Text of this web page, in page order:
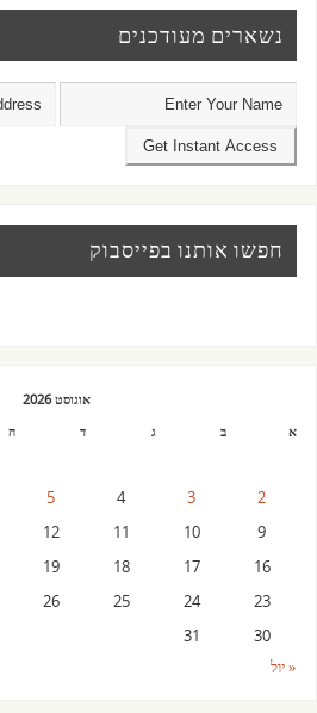
נשארים מעודכנים
חפשו אותנו בפייסבוק
אוגוסט 2026
א
ב ג ד ה
2
3
4
5
9
10
11
12
16
17
18
19
23
24
25
26
30
31
« יול